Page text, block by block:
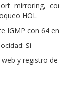
mirroring,
HOL
IGMP con 64
Sí
y registro